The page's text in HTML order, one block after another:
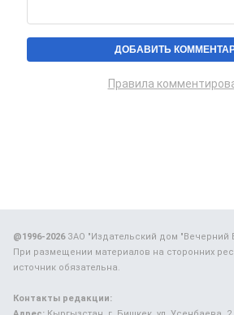
Правила
@1996-2026ЗАО "Издательский дом "Вечерний
При размещении материалов на сторонних
источник обязательна.
Контакты редакции: